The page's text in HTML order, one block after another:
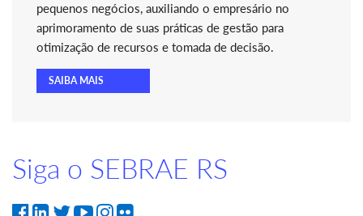
pequenos negócios, auxiliando o empresário no
aprimoramento de suas práticas de gestão para
otimização de recursos e tomada de decisão.
SAIBA MAIS
Siga o SEBRAE RS